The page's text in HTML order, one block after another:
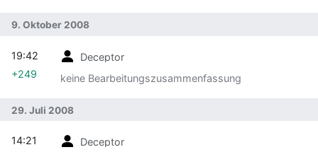
9. Oktober 2008
Deceptor
keine Bearbeitungszusammenfassung
19:42
+249
29. Juli 2008
Deceptor
14:21